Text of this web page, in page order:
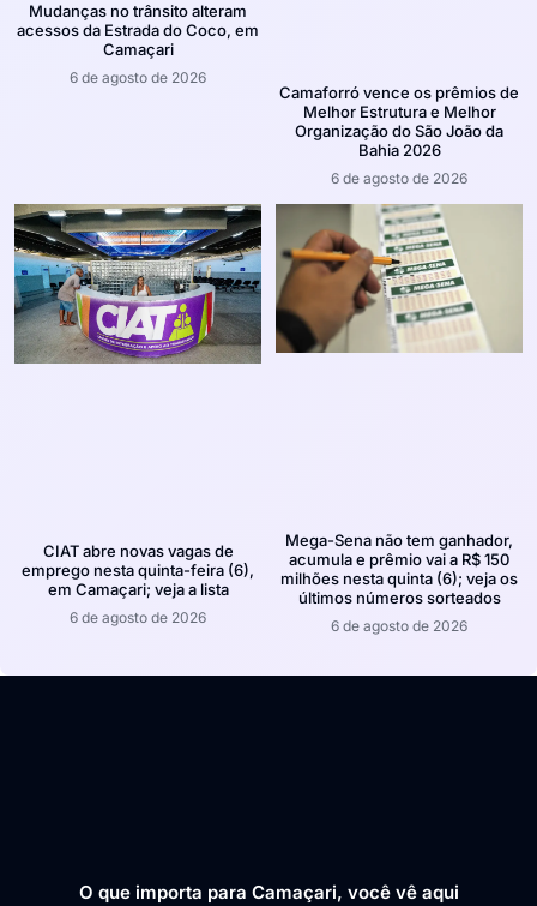
Mudanças no trânsito alteram
acessos da Estrada do Coco, em
Camaçari
6 de agosto de 2026
Camaforró vence os prêmios de
Melhor Estrutura e Melhor
Organização do São João da
Bahia 2026
6 de agosto de 2026
CIAT abre novas vagas de
emprego nesta quinta-feira (6),
em Camaçari; veja a lista
6 de agosto de 2026
Mega-Sena não tem ganhador,
acumula e prêmio vai a R$ 150
milhões nesta quinta (6); veja os
últimos números sorteados
6 de agosto de 2026
O que importa para Camaçari, você vê aqui